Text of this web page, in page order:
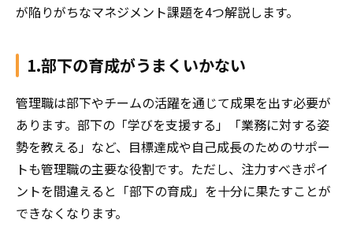
が陥りがちなマネジメント課題を4つ解説します。
1.部下の育成がうまくいかない
管理職は部下やチームの活躍を通じて成果を出す必要が
あります。部下の「学びを支援する」「業務に対する姿
勢を教える」など、目標達成や自己成長のためのサポー
トも管理職の主要な役割です。ただし、注力すべきポイ
ントを間違えると「部下の育成」を十分に果たすことが
できなくなります。